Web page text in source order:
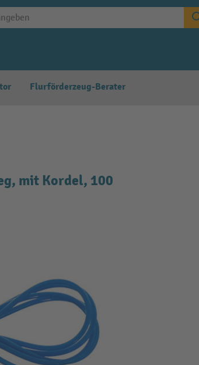
Flurförderzeug-Berater
mit Kordel, 100